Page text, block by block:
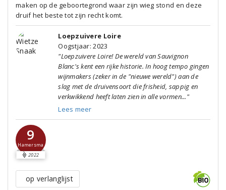
maken op de geboortegrond waar zijn wieg stond en deze
druif het beste tot zijn recht komt.
Loepzuivere Loire
Oogstjaar: 2023
"Loepzuivere Loire! De wereld van Sauvignon
Blanc's kent een rijke historie. In hoog tempo gingen
wijnmakers (zeker in de "nieuwe wereld") aan de
slag met de druivensoort die frisheid, sappig en
verkwikkend heeft laten zien in alle vormen..."
Lees meer
9
Hamersma
2022
op verlanglijst